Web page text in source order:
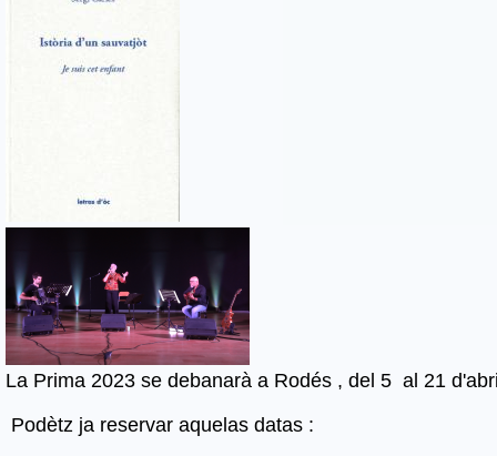
La Prima 2023 se debanarà a Rodés , del 5 al 21
Podètz ja reservar aquelas datas :